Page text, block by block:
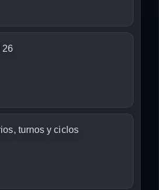
26
turnos y ciclos